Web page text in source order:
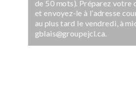
de 50 mots). Préparez votre
et envoyez-le à l’adresse
au plus tard le vendredi, à
gblais@groupejcl.ca.